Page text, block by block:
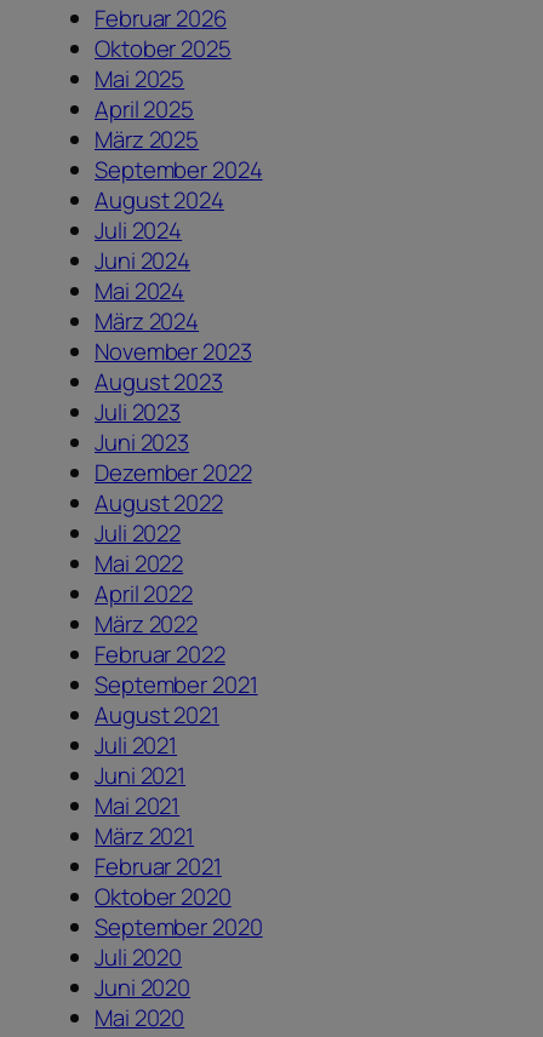
Februar 2026
Oktober 2025
Mai 2025
April 2025
März 2025
September 2024
August 2024
Juli 2024
Juni 2024
Mai 2024
März 2024
November 2023
August 2023
Juli 2023
Juni 2023
Dezember 2022
August 2022
Juli 2022
Mai 2022
April 2022
März 2022
Februar 2022
September 2021
August 2021
Juli 2021
Juni 2021
Mai 2021
März 2021
Februar 2021
Oktober 2020
September 2020
Juli 2020
Juni 2020
Mai 2020